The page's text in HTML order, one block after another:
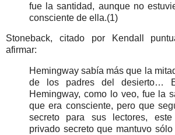
fue la santidad, aunque no
consciente de ella.(1)
Stoneback, citado por Kendall
afirmar:
Hemingway sabía más que la
de los padres del desierto…
Hemingway, como lo veo, fue la
que era consciente, pero que
secreto para sus lectores,
privado secreto que mantuvo